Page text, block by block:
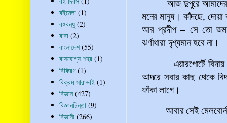
আজ দুপুরে আমাদের
মনের মানুষ। কাঁদছে,
আর প্রদীপ– সে তো
ঝর্ণাধারা দৃশ্যমান হবে না।
এয়ারপোর্টে
আদরে সবার কাছ থেকে
ফাঁকা লাগে।
আবার সেই
বইমেলা (1)
বঙ্গবন্ধু (2)
বাবা (2)
বাংলাদেশ (55)
বাসযোগ্য শহর (1)
বিকিরণ (1)
বিক্রম সারাভাই (1)
বিজ্ঞান (427)
বিজ্ঞানচিন্তা (9)
বিজ্ঞানী (266)